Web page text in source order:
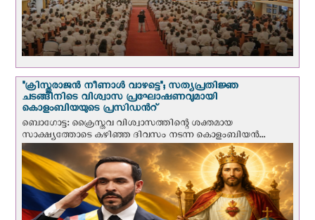
"ക്രിസ്തുരാജന്‍ നീണാള്‍ വാഴട്ടെ"; സത്യപ്രതിജ്ഞ
ചടങ്ങിനിടെ വിശ്വാസ പ്രഘോഷണവുമായി
കൊളംബിയയുടെ പ്രസിഡന്‍റ്
ബൊഗോട്ട: ക്രൈസ്തവ വിശ്വാസത്തിന്റെ ശക്തമായ
സാക്ഷ്യത്തോടെ കഴിഞ്ഞ ദിവസം നടന്ന കൊളംബിയന്‍...